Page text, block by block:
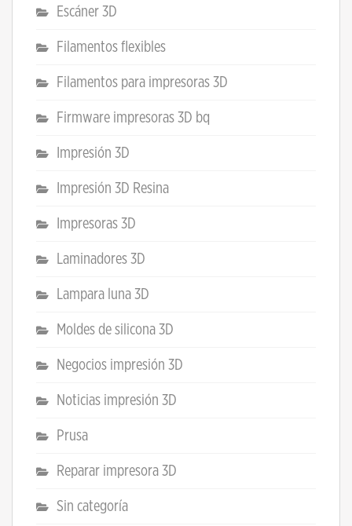
Escáner 3D
Filamentos flexibles
Filamentos para impresoras 3D
Firmware impresoras 3D bq
Impresión 3D
Impresión 3D Resina
Impresoras 3D
Laminadores 3D
Lampara luna 3D
Moldes de silicona 3D
Negocios impresión 3D
Noticias impresión 3D
Prusa
Reparar impresora 3D
Sin categoría